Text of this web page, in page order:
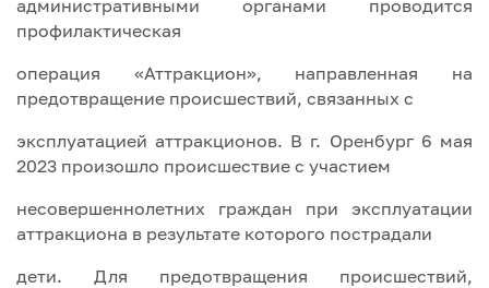
административными органами проводится
профилактическая
операция «Аттракцион», направленная на
предотвращение происшествий, связанных с
эксплуатацией аттракционов. В г. Оренбург 6 мая
2023 произошло происшествие с участием
несовершеннолетних граждан при эксплуатации
аттракциона в результате которого пострадали
дети. Для предотвращения происшествий,